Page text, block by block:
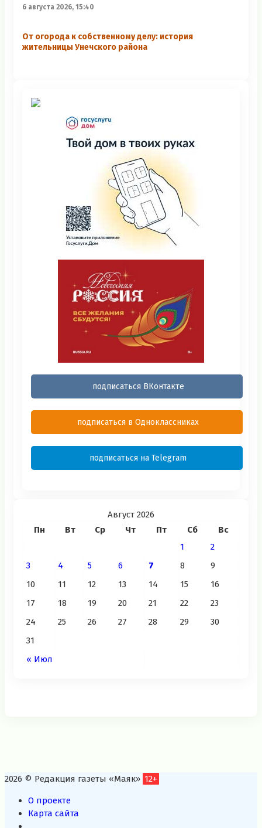
6 августа 2026, 15:40
От огорода к собственному делу: история
жительницы Унечского района
подписаться ВКонтакте
подписаться в Одноклассниках
подписаться на Telegram
Август 2026
Пн
Вт Ср Чт Пт Сб Вс
« Июл
1
2
3
4 5 6 7 8
9
10
11 12 13 14 15
16
17
18 19 20 21 22
23
24
25 26 27 28 29
30
31
2026 © Редакция газеты «Маяк» 12+
О проекте
Карта сайта